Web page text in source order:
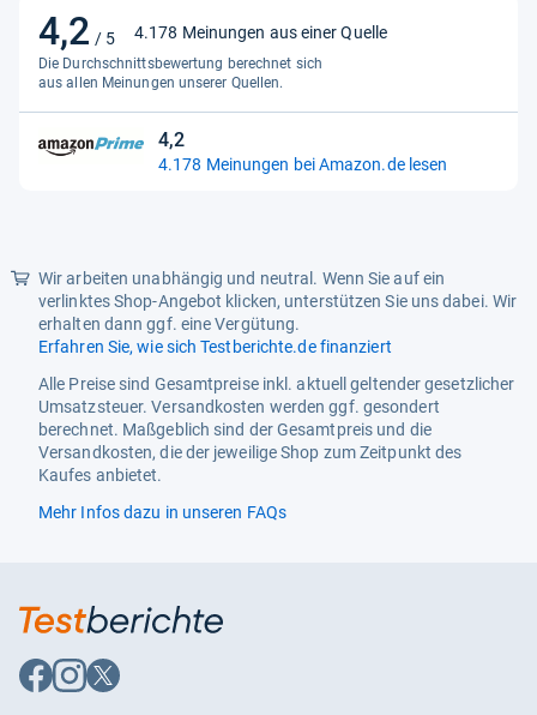
Gewicht inkl. Verpackung
Globale Bezeichnung NLR-S021
Hauptfarbe
Next Level Racing
Modell Next Level Racing GT Lite
Netzteil - Netzteil Fällt nicht unter das FuAG
Produktart Controller
Produktname für eBay
Next Level Racing GT Lite
Cockpit, Sim Rig, schwarz
Versandinformation
Bordsteinkante
4,2 / 5
4,2
von
5
Sternen
4.178 Meinungen aus einer Quelle
Die Durchschnittsbewertung berechnet sich
aus allen Meinungen unserer Quellen.
4,2
4,2
von
4.178 Meinungen bei Amazon.de lesen
Wir arbeiten unabhängig und neutral. Wenn Sie auf ein
verlinktes Shop-Angebot klicken, unterstützen Sie uns dabei. Wir
erhalten dann ggf. eine Vergütung.
Erfahren Sie, wie sich Testberichte.de finanziert
Alle Preise sind Gesamtpreise inkl. aktuell geltender gesetzlicher
Umsatzsteuer. Versandkosten werden ggf. gesondert
berechnet. Maßgeblich sind der Gesamtpreis und die
Versandkosten, die der jeweilige Shop zum Zeitpunkt des
Kaufes anbietet.
Mehr Infos dazu in unseren FAQs
Auf
Facebook
Auf
Instagram
Auf
X